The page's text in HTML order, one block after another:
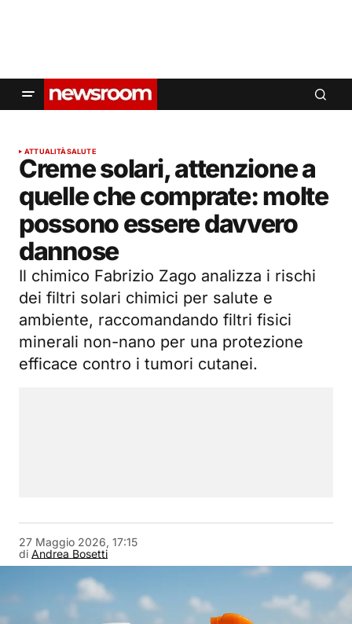
ATTUALITÀSALUTE
Creme solari, attenzione a
quelle che comprate: molte
possono essere davvero
dannose
Il chimico Fabrizio Zago analizza i rischi
dei filtri solari chimici per salute e
ambiente, raccomandando filtri fisici
minerali non-nano per una protezione
efficace contro i tumori cutanei.
di Andrea Bosetti
27 Maggio 2026, 17:15